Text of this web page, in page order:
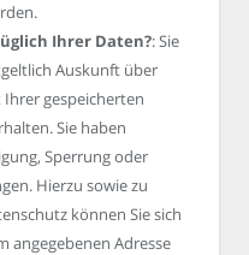
Ihrer Daten?: Sie
Auskunft über
gespeicherten
Sie haben
Sperrung oder
Hierzu sowie zu
können Sie sich
angegebenen Adresse